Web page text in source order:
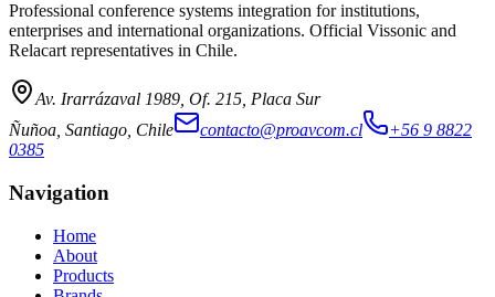
Professional conference systems integration for institutions,
enterprises and international organizations. Official Vissonic and
Relacart representatives in Chile.
Av. Irarrázaval 1989, Of. 215, Placa Sur
Ñuñoa, Santiago, Chile
contacto@proavcom.cl
+56 9 8822
0385
Navigation
Home
About
Products